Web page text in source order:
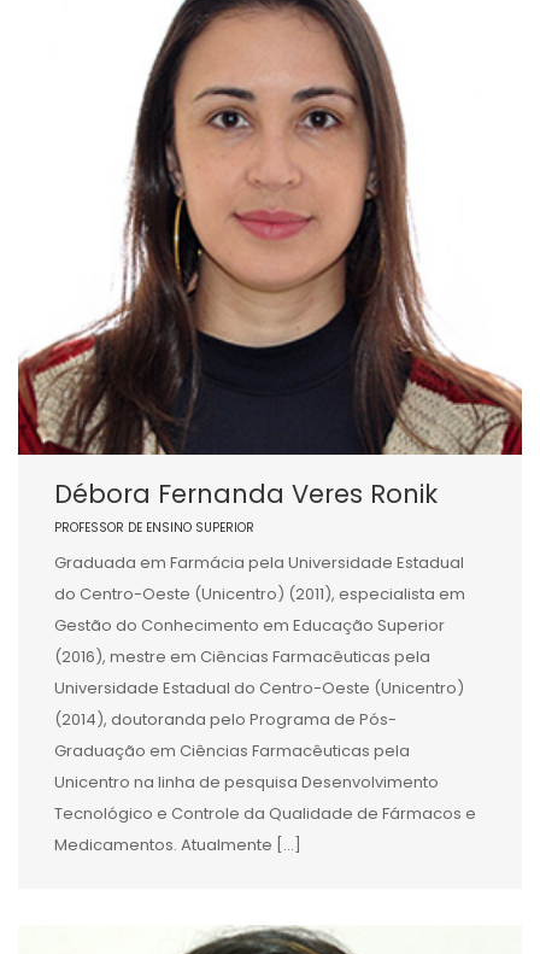
Débora Fernanda Veres Ronik
PROFESSOR DE ENSINO SUPERIOR
Graduada em Farmácia pela Universidade Estadual
do Centro-Oeste (Unicentro) (2011), especialista em
Gestão do Conhecimento em Educação Superior
(2016), mestre em Ciências Farmacêuticas pela
Universidade Estadual do Centro-Oeste (Unicentro)
(2014), doutoranda pelo Programa de Pós-
Graduação em Ciências Farmacêuticas pela
Unicentro na linha de pesquisa Desenvolvimento
Tecnológico e Controle da Qualidade de Fármacos e
Medicamentos. Atualmente […]